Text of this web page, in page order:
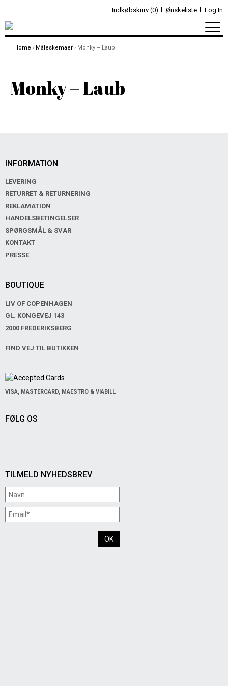
Indkøbskurv (0) Ønskeliste Log In
Home › Måleskemaer › Monky – Laub
Monky – Laub
INFORMATION
LEVERING
RETURRET & RETURNERING
REKLAMATION
HANDELSBETINGELSER
SPØRGSMÅL & SVAR
KONTAKT
PRESSE
BOUTIQUE
LIV OF COPENHAGEN
GL. KONGEVEJ 143
2000 FREDERIKSBERG
FIND VEJ TIL BUTIKKEN
TILMELD NYHEDSBREV
FØLG OS
VISA, MASTERCARD, MAESTRO & VIABILL